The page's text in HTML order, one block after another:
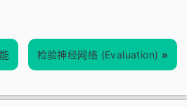
检验神经网络 (Evaluation) »